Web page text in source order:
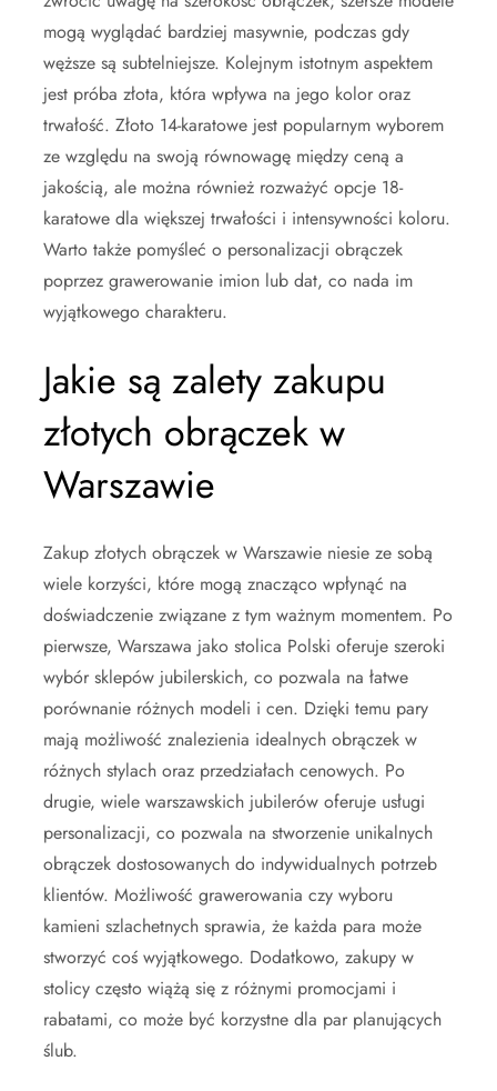
mogą wyglądać bardziej masywnie, podczas gdy
węższe są subtelniejsze. Kolejnym istotnym aspektem
jest próba złota, która wpływa na jego kolor oraz
trwałość. Złoto 14-karatowe jest popularnym wyborem
ze względu na swoją równowagę między ceną a
jakością, ale można również rozważyć opcje 18-
karatowe dla większej trwałości i intensywności koloru.
Warto także pomyśleć o personalizacji obrączek
poprzez grawerowanie imion lub dat, co nada im
wyjątkowego charakteru.
Jakie są zalety zakupu
złotych obrączek w
Warszawie
Zakup złotych obrączek w Warszawie niesie ze sobą
wiele korzyści, które mogą znacząco wpłynąć na
doświadczenie związane z tym ważnym momentem. Po
pierwsze, Warszawa jako stolica Polski oferuje szeroki
wybór sklepów jubilerskich, co pozwala na łatwe
porównanie różnych modeli i cen. Dzięki temu pary
mają możliwość znalezienia idealnych obrączek w
różnych stylach oraz przedziałach cenowych. Po
drugie, wiele warszawskich jubilerów oferuje usługi
personalizacji, co pozwala na stworzenie unikalnych
obrączek dostosowanych do indywidualnych potrzeb
klientów. Możliwość grawerowania czy wyboru
kamieni szlachetnych sprawia, że każda para może
stworzyć coś wyjątkowego. Dodatkowo, zakupy w
stolicy często wiążą się z różnymi promocjami i
rabatami, co może być korzystne dla par planujących
ślub.